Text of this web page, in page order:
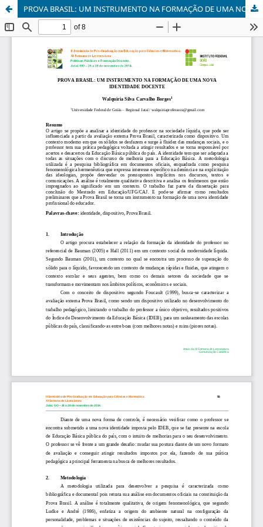
PROVA BRASIL: UM INSTRUMENTO NA FORMAÇÃO DE UMA NOVA IDENTIDADE DOCENTE